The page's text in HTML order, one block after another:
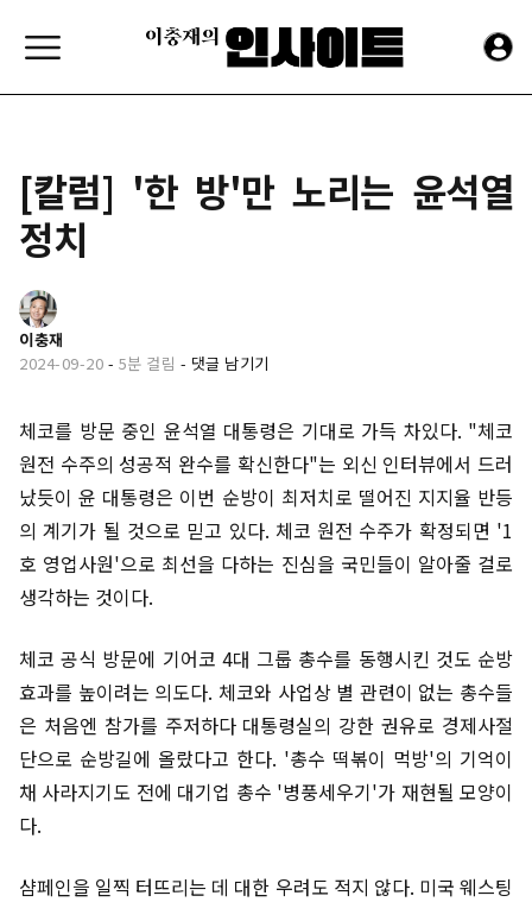
[칼럼] '한 방'만 노리는 윤석열
정치
이충재
2024-09-20 - 5분 걸림 - 댓글 남기기
체코를 방문 중인 윤석열 대통령은 기대로 가득 차있다. "체코
원전 수주의 성공적 완수를 확신한다"는 외신 인터뷰에서 드러
났듯이 윤 대통령은 이번 순방이 최저치로 떨어진 지지율 반등
의 계기가 될 것으로 믿고 있다. 체코 원전 수주가 확정되면 '1
호 영업사원'으로 최선을 다하는 진심을 국민들이 알아줄 걸로
생각하는 것이다.
체코 공식 방문에 기어코 4대 그룹 총수를 동행시킨 것도 순방
효과를 높이려는 의도다. 체코와 사업상 별 관련이 없는 총수들
은 처음엔 참가를 주저하다 대통령실의 강한 권유로 경제사절
단으로 순방길에 올랐다고 한다. '총수 떡볶이 먹방'의 기억이
채 사라지기도 전에 대기업 총수 '병풍세우기'가 재현될 모양이
다.
샴페인을 일찍 터뜨리는 데 대한 우려도 적지 않다. 미국 웨스팅